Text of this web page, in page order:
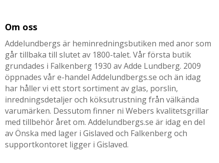
Om oss
Addelundbergs är heminredningsbutiken med anor som
går tillbaka till slutet av 1800-talet. Vår första butik
grundades i Falkenberg 1930 av Adde Lundberg. 2009
öppnades vår e-handel Addelundbergs.se och än idag
har håller vi ett stort sortiment av glas, porslin,
inredningsdetaljer och köksutrustning från välkända
varumärken. Dessutom finner ni Webers kvalitetsgrillar
med tillbehör året om. Addelundbergs.se är idag en del
av Önska med lager i Gislaved och Falkenberg och
supportkontoret ligger i Gislaved.